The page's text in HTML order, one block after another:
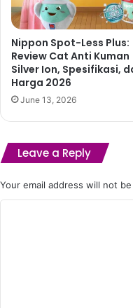
Nippon Spot-Less Plus:
Review Cat Anti Kuman
Silver Ion, Spesifikasi,
Harga 2026
June 13, 2026
Leave a Reply
Your email address will not